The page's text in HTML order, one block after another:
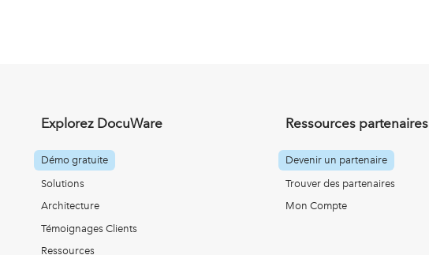
Explorez DocuWare
Démo gratuite
Solutions
Architecture
Témoignages Clients
Ressources
Ressources partenaires
Devenir un partenaire
Trouver des partenaires
Mon Compte